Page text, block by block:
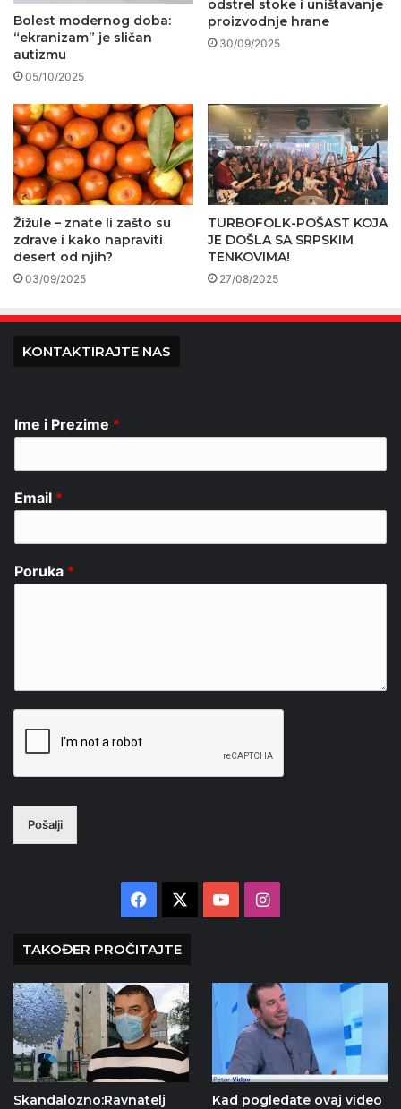
Bolest modernog doba:
“ekranizam” je sličan
autizmu
05/10/2025
odstrel stoke i uništavanje
proizvodnje hrane
30/09/2025
Žižule – znate li zašto su
zdrave i kako napraviti
desert od njih?
03/09/2025
TURBOFOLK-POŠAST KOJA
JE DOŠLA SA SRPSKIM
TENKOVIMA!
27/08/2025
KONTAKTIRAJTE NAS
Ime i Prezime *
Email *
Poruka *
Pošalji
Facebook YouTubeInstagram
TAKOĐER PROČITAJTE
Skandalozno:Ravnatelj
Kad pogledate ovaj video